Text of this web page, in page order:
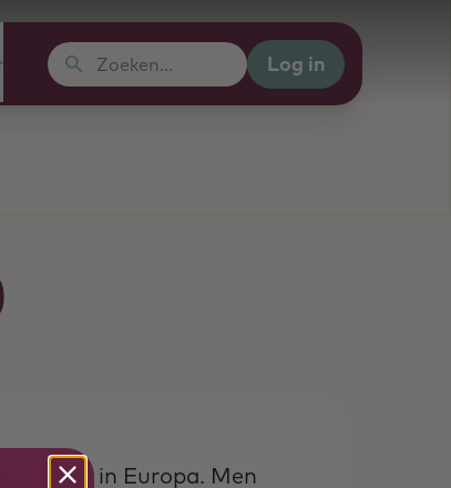
Zoeken... Log in
in Europa. Men